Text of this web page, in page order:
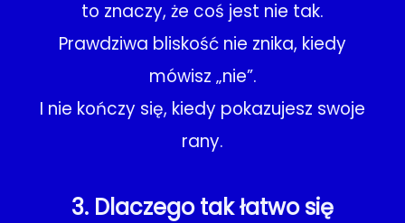
to znaczy, że coś jest nie tak.
Prawdziwa bliskość nie znika, kiedy
mówisz „nie”.
I nie kończy się, kiedy pokazujesz swoje
rany.
3. Dlaczego tak łatwo się